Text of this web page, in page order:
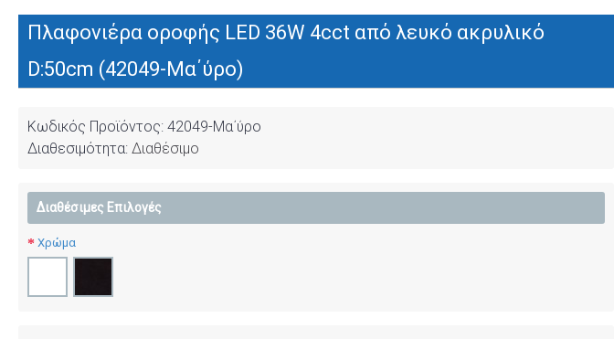
Πλαφονιέρα οροφής LED 36W 4cct από λευκό ακρυλικό
D:50cm (42049-Μα΄ύρο)
Κωδικός Προϊόντος: 42049-Μα΄ύρο
Διαθεσιμότητα: Διαθέσιμο
Διαθέσιμες Επιλογές
Χρώμα